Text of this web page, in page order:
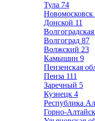
Тула 74
Новомосковск
Донской 11
Волгоград 87
Волжский 23
Камышин 9
Пензенская
Пенза 111
Заречный 5
Кузнецк 4
Республика
Горно-Алтайск